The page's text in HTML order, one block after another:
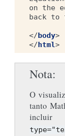
on the
back to
</body>
</html>
Nota
O
tanto